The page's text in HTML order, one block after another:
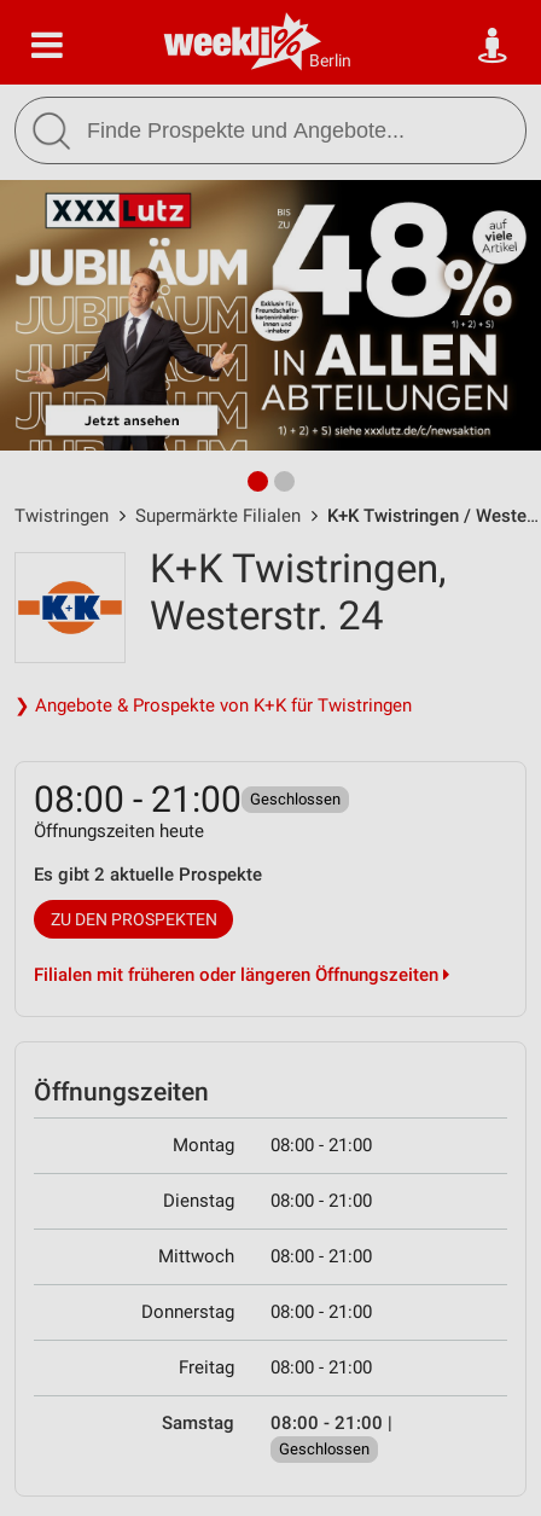
Berlin
Twistringen Supermärkte Filialen K+K Twistringen / Westerstr. 24 - Öffnungszeiten & Adresse
K+K Twistringen,
Westerstr. 24
❯ Angebote & Prospekte von K+K für Twistringen
08:00 - 21:00 Geschlossen
Öffnungszeiten heute
Es gibt 2 aktuelle Prospekte
ZU DEN PROSPEKTEN
Filialen mit früheren oder längeren Öffnungszeiten
Öffnungszeiten
Montag 08:00 - 21:00
Dienstag 08:00 - 21:00
Mittwoch 08:00 - 21:00
Donnerstag 08:00 - 21:00
Freitag 08:00 - 21:00
Samstag 08:00 - 21:00 |
Geschlossen